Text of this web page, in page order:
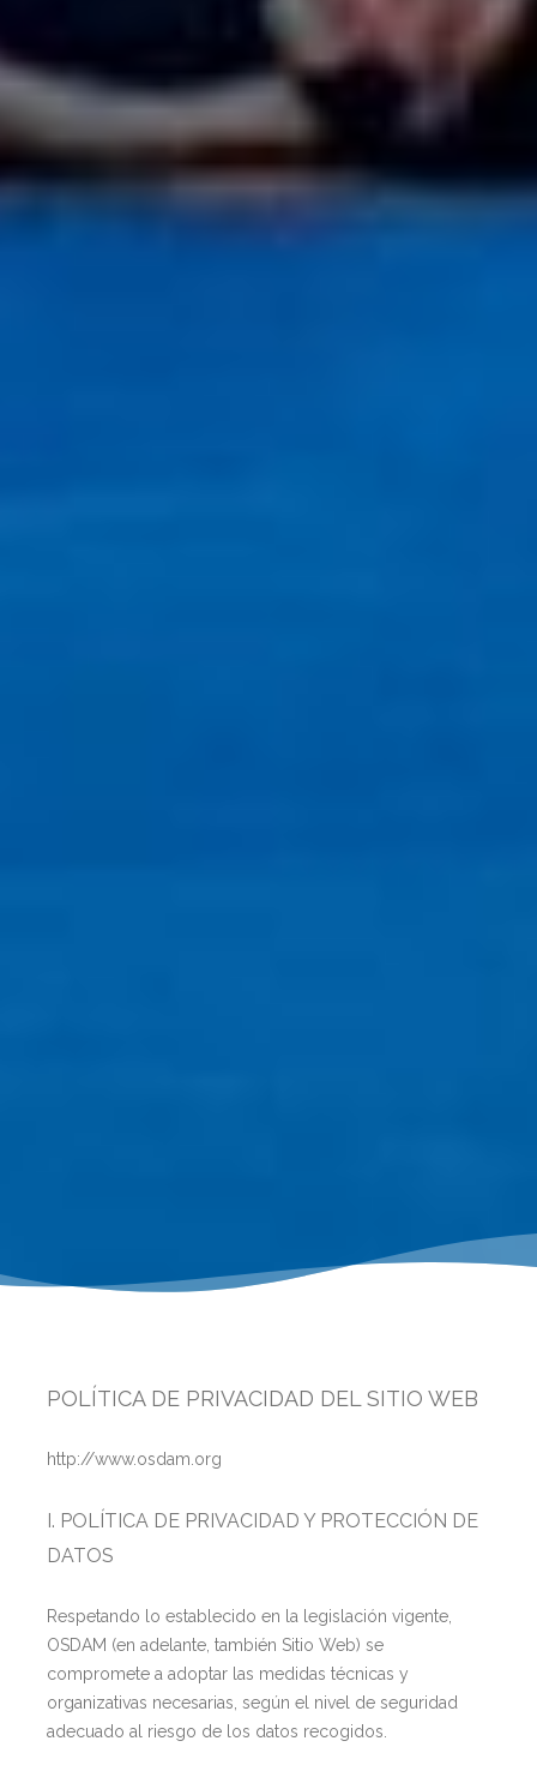
POLÍTICA DE PRIVACIDAD DEL SITIO WEB
http://www.osdam.org
I. POLÍTICA DE PRIVACIDAD Y PROTECCIÓN DE
DATOS
Respetando lo establecido en la legislación vigente,
OSDAM (en adelante, también Sitio Web) se
compromete a adoptar las medidas técnicas y
organizativas necesarias, según el nivel de seguridad
adecuado al riesgo de los datos recogidos.